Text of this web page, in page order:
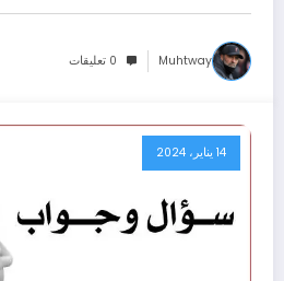
Muhtway 0 تعليقات
14 يناير، 2024